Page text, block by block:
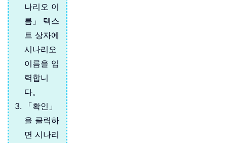
나리오 이
름」 텍스
트 상자에
시나리오
이름을 입
력합니
다。
「확인」
을 클릭하
면 시나리